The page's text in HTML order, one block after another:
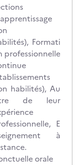
Formati
professionnelle
habilités), Au
de leur
E
à
orale